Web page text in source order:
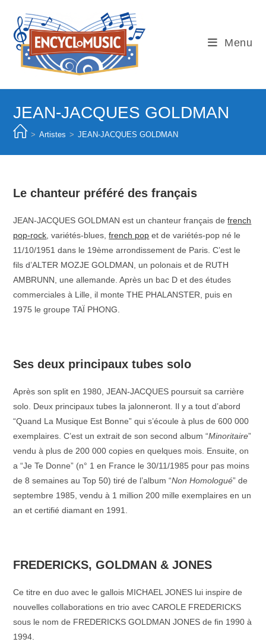
content
Menu
JEAN-JACQUES GOLDMAN
> Artistes > JEAN-JACQUES GOLDMAN
Le chanteur préféré des français
JEAN-JACQUES GOLDMAN est un chanteur français defrench
pop-rock , variétés-blues,french pop et de variétés-pop né le
11/10/1951 dans le 19ème arrondissement de Paris. C’est le
fils d’ALTER MOZJE GOLDMAN, un polonais et de RUTH
AMBRUNN, une allemande. Après un bac D et des études
commerciales à Lille, il monte THE PHALANSTER, puis en
1975 le groupe TAÏ PHONG.
Ses deux principaux tubes solo
Après son split en 1980, JEAN-JACQUES poursuit sa carrière
solo. Deux principaux tubes la jalonneront. Il y a tout d’abord
“Quand La Musique Est Bonne” qui s’écoule à plus de 600 000
exemplaires. C’est un extrait de son second album “Minoritaire”
vendu à plus de 200 000 copies en quelques mois. Ensuite, on
a “Je Te Donne” (n° 1 en France le 30/11/1985 pour pas moins
de 8 semaines au Top 50) tiré de l’album “Non Homologué” de
septembre 1985, vendu à 1 million 200 mille exemplaires en un
an et certifié diamant en 1991.
FREDERICKS, GOLDMAN & JONES
Ce titre en duo avec le gallois MICHAEL JONES lui inspire de
nouvelles collaborations en trio avec CAROLE FREDERICKS
sous le nom de FREDERICKS GOLDMAN JONES de fin 1990 à
1994.